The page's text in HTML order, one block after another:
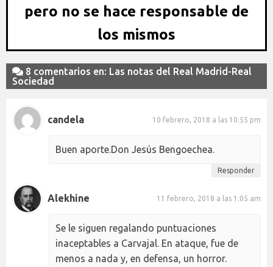
pero no se hace responsable de
los mismos
8 comentarios en: Las notas del Real Madrid-Real
Sociedad
candela 10 febrero, 2018 a las 10:55 pm
Buen aporte.Don Jesús Bengoechea.
Responder
Alekhine 11 febrero, 2018 a las 1:05 am
Se le siguen regalando puntuaciones
inaceptables a Carvajal. En ataque, fue de
menos a nada y, en defensa, un horror.